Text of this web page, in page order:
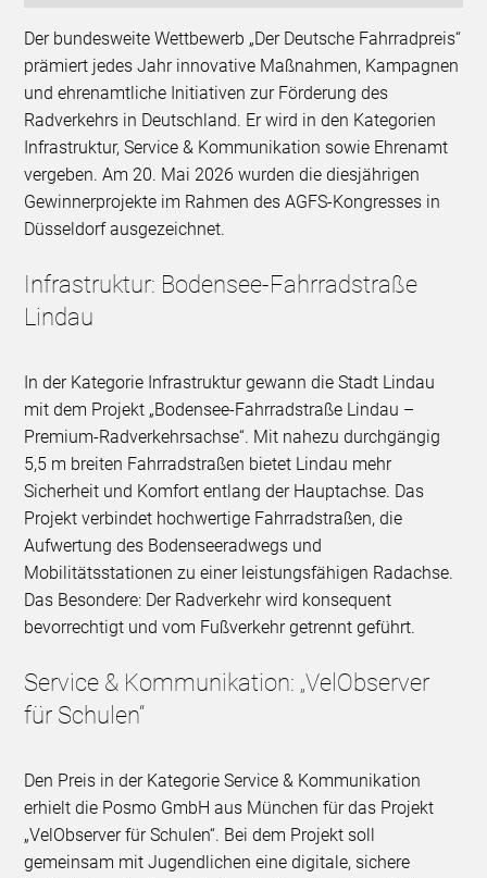
Der bundesweite Wettbewerb „Der Deutsche Fahrradpreis“
prämiert jedes Jahr innovative Maßnahmen, Kampagnen
und ehrenamtliche Initiativen zur Förderung des
Radverkehrs in Deutschland. Er wird in den Kategorien
Infrastruktur, Service & Kommunikation sowie Ehrenamt
vergeben. Am 20. Mai 2026 wurden die diesjährigen
Gewinnerprojekte im Rahmen des AGFS-Kongresses in
Düsseldorf ausgezeichnet.
Infrastruktur: Bodensee-Fahrradstraße
Lindau
In der Kategorie Infrastruktur gewann die Stadt Lindau
mit dem Projekt „Bodensee-Fahrradstraße Lindau –
Premium-Radverkehrsachse“. Mit nahezu durchgängig
5,5 m breiten Fahrradstraßen bietet Lindau mehr
Sicherheit und Komfort entlang der Hauptachse. Das
Projekt verbindet hochwertige Fahrradstraßen, die
Aufwertung des Bodenseeradwegs und
Mobilitätsstationen zu einer leistungsfähigen Radachse.
Das Besondere: Der Radverkehr wird konsequent
bevorrechtigt und vom Fußverkehr getrennt geführt.
Service & Kommunikation: „VelObserver
für Schulen“
Den Preis in der Kategorie Service & Kommunikation
erhielt die Posmo GmbH aus München für das Projekt
„VelObserver für Schulen“. Bei dem Projekt soll
gemeinsam mit Jugendlichen eine digitale, sichere